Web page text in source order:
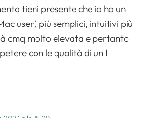
tieni presente che io ho un
user) più semplici, intuitivi più
cmq molto elevata e pertanto
con le qualità di un I